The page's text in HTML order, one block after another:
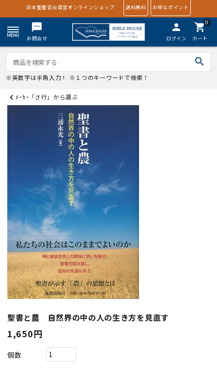
日本聖書協会直営オンラインショップ 送料無料 お得なポイント
textsms
お問合せ
person
ログイン
0
shopping_cart
カート
search
※英数字は半角入力！ ※１つのキーワードで検索！
ﾒｰｶｰ「さ行」から選ぶ
聖書と農 自然界の中の人の生き方を見直す
1,650円
個数